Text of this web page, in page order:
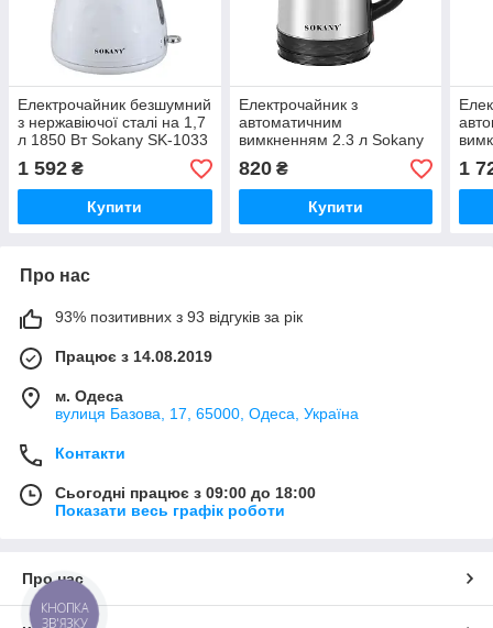
Електрочайник безшумний
з нержавіючої сталі на 1,7
л 1850 Вт Sokany SK-1033
Білий
1 592 ₴
Купити
Електрочайник з
автоматичним
вимкненням 2.3 л Sokany
побутовий 1500 Вт
820₴
Купити
1
Про нас
93% позитивних з 93 відгуків за рік
Працює з 14.08.2019
м. Одеса
вулиця Базова, 17, 65000, Одеса, Україна
Контакти
Сьогодні працює з 09:00 до 18:00
Показати весь графік роботи
Про нас
КНОПКА
ЗВ'ЯЗКУ